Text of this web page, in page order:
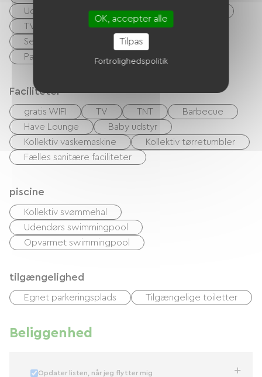
Udlejning af lagner
Rengøring med tillæg
TV-udlejning
Serviceområde for autocampere
Parkeringsplads for autocampere
Faciliteter
gratis WIFI TV TNT
Barbecue
Have Lounge
Baby udstyr
Kollektiv vaskemaskine
Kollektiv tørretumbler
Fælles sanitære faciliteter
piscine
Kollektiv svømmehal
Udendørs swimmingpool
Opvarmet swimmingpool
tilgængelighed
Egnet parkeringsplads Tilgængelige toiletter
Beliggenhed
Opdater listen, når jeg flytter mig
OK, accepter alle
Tilpas
Fortrolighedspolitik